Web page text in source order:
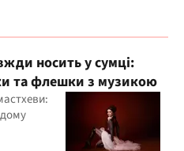
носить у сумці:
та флешки з музикою